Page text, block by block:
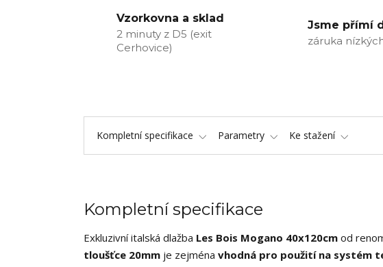
Vzorkovna a sklad
2 minuty z D5 (exit
Cerhovice)
Jsme přímí
záruka
Kompletní specifikace Parametry Ke stažení
Kompletní specifikace
Exkluzivní italská dlažba Les Bois Mogano 40x120cm od
tloušťce 20mm je zejména vhodná pro použití na systém